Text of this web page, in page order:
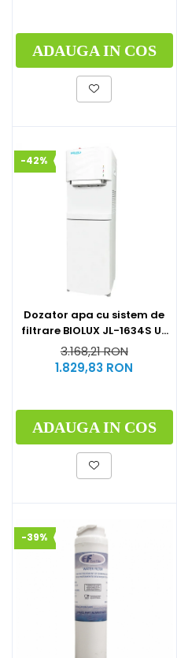
ADAUGA IN COS
-42%
Dozator apa cu sistem de
filtrare BIOLUX JL-1634S UF
by Midea
3.168,21 RON
1.829,83 RON
ADAUGA IN COS
-39%